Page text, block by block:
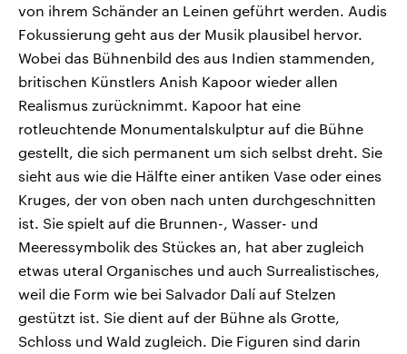
von ihrem Schänder an Leinen geführt werden. Audis
Fokussierung geht aus der Musik plausibel hervor.
Wobei das Bühnenbild des aus Indien stammenden,
britischen Künstlers Anish Kapoor wieder allen
Realismus zurücknimmt. Kapoor hat eine
rotleuchtende Monumentalskulptur auf die Bühne
gestellt, die sich permanent um sich selbst dreht. Sie
sieht aus wie die Hälfte einer antiken Vase oder eines
Kruges, der von oben nach unten durchgeschnitten
ist. Sie spielt auf die Brunnen-, Wasser- und
Meeressymbolik des Stückes an, hat aber zugleich
etwas uteral Organisches und auch Surrealistisches,
weil die Form wie bei Salvador Dalí auf Stelzen
gestützt ist. Sie dient auf der Bühne als Grotte,
Schloss und Wald zugleich. Die Figuren sind darin